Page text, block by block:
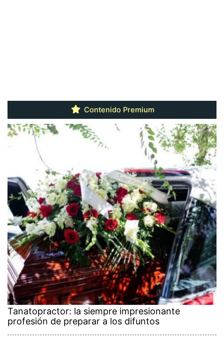
Contenido Premium
Tanatopractor: la siempre impresionante
profesión de preparar a los difuntos